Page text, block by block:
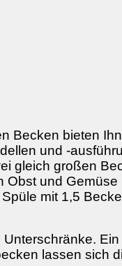
Becken bieten
und -
gleich großen
und
mit 1,5
lassen sich